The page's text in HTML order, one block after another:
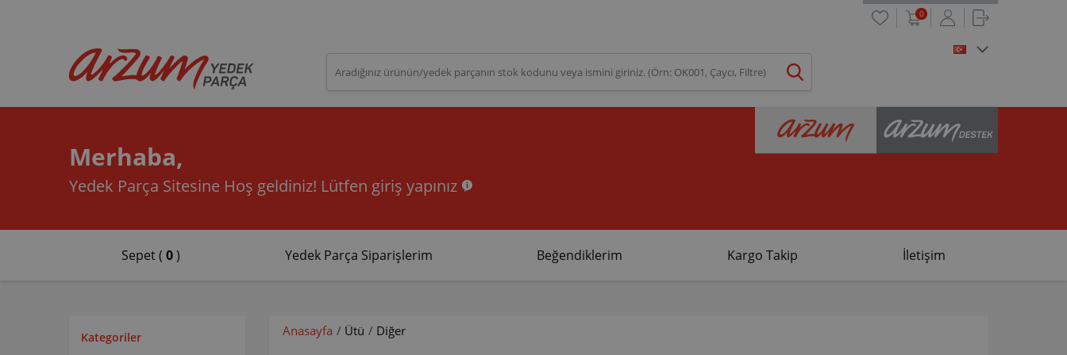
0
Merhaba,
Yedek Parça Sitesine Hoş geldiniz! Lütfen giriş yapınız
Sepet ( 0) Yedek Parça Siparişlerim Beğendiklerim Kargo Takip İletişim
Kategoriler Anasayfa / Ütü / Diğer